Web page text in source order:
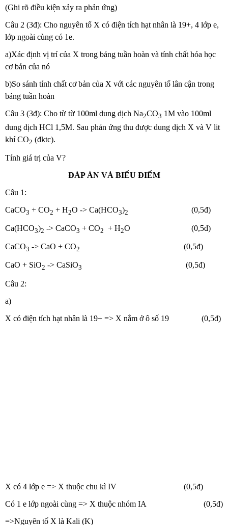
(Ghi rõ điều kiện xảy ra phản ứng)
Câu 2 (3đ): Cho nguyên tố X có điện tích hạt nhân là 19+, 4 lớp e,
lớp ngoài cùng có 1e.
a)Xác định vị trí của X trong bảng tuần hoàn và tính chất hóa học
cơ bản của nó
b)So sánh tính chất cơ bản của X với các nguyên tố lân cận trong
bảng tuần hoàn
Câu 3 (3đ): Cho từ từ 100ml dung dịch Na2CO3 1M vào 100ml
dung dịch HCl 1,5M. Sau phản ứng thu được dung dịch X và V lit
khí CO2 (đktc).
Tính giá trị của V?
ĐÁP ÁN VÀ BIỂU ĐIỂM
Câu 1:
CaCO3 + CO2 + H2O -> Ca(HCO3)2 (0,5đ)
Ca(HCO3)2 -> CaCO3 + CO2 + H2O (0,5đ)
CaCO3 -> CaO + CO2 (0,5đ)
CaO + SiO2 -> CaSiO3 (0,5đ)
Câu 2:
a)
X có điện tích hạt nhân là 19+ => X nằm ở ô số 19 (0,5đ)
X có 4 lớp e => X thuộc chu kì IV (0,5đ)
Có 1 e lớp ngoài cùng => X thuộc nhóm IA (0,5đ)
=>Nguyên tố X là Kali (K)